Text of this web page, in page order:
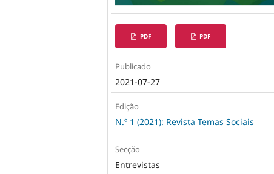
PDF PDF
Publicado
2021-07-27
Edição
N.º 1 (2021): Revista Temas Sociais
Secção
Entrevistas